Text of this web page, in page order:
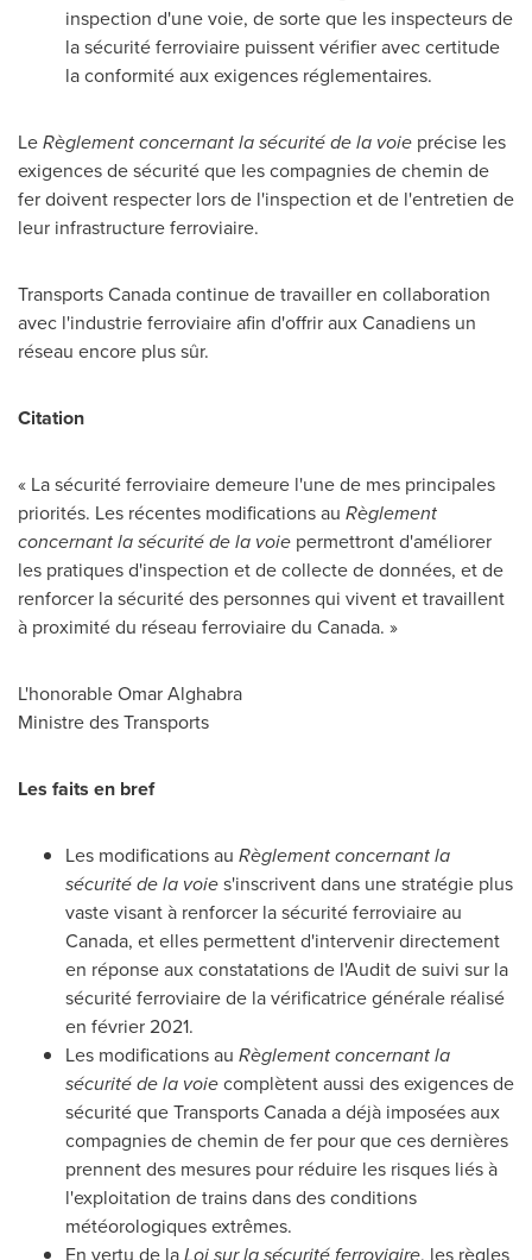
inspection d'une voie, de sorte que les inspecteurs de
la sécurité ferroviaire puissent vérifier avec certitude
la conformité aux exigences réglementaires.
LeRèglement concernant la sécurité de la voie précise les
exigences de sécurité que les compagnies de chemin de
fer doivent respecter lors de l'inspection et de l'entretien de
leur infrastructure ferroviaire.
Transports Canada continue de travailler en collaboration
avec l'industrie ferroviaire afin d'offrir aux Canadiens un
réseau encore plus sûr.
Citation
« La sécurité ferroviaire demeure l'une de mes principales
priorités. Les récentes modifications au Règlement
concernant la sécurité de la voie permettront d'améliorer
les pratiques d'inspection et de collecte de données, et de
renforcer la sécurité des personnes qui vivent et travaillent
à proximité du réseau ferroviaire du Canada. »
L'honorable Omar Alghabra
Ministre des Transports
Les faits en bref
Les modifications au Règlement concernant la
sécurité de la voies'inscrivent dans une stratégie plus
vaste visant à renforcer la sécurité ferroviaire au
Canada, et elles permettent d'intervenir directement
en réponse aux constatations de l'Audit de suivi sur la
sécurité ferroviaire de la vérificatrice générale réalisé
en février 2021.
Les modifications au Règlement concernant la
sécurité de la voiecomplètent aussi des exigences de
sécurité que Transports Canada a déjà imposées aux
compagnies de chemin de fer pour que ces dernières
prennent des mesures pour réduire les risques liés à
l'exploitation de trains dans des conditions
météorologiques extrêmes.